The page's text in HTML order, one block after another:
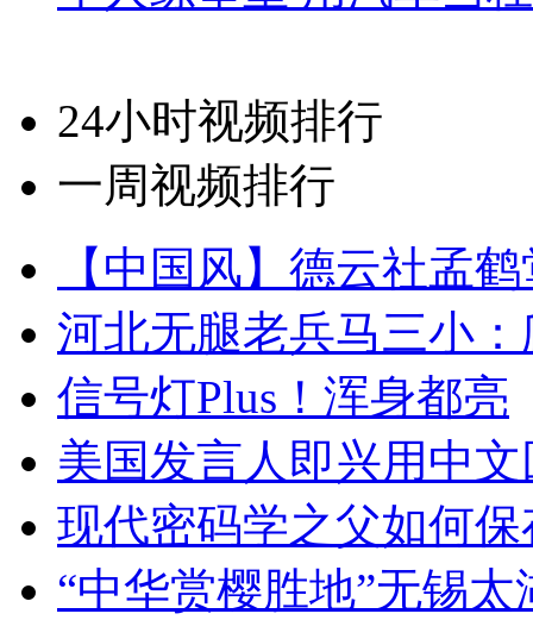
24小时视频排行
一周视频排行
【中国风】德云社孟
河北无腿老兵马三小
信号灯Plus！浑身都亮
美国发言人即兴用中
现代密码学之父如何
“中华赏樱胜地”无锡